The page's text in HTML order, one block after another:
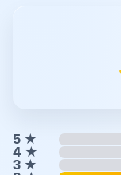
5 ★
4 ★
3 ★